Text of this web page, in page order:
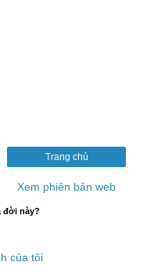
Trang chủ
Xem phiên bản web
đời này?
của tôi